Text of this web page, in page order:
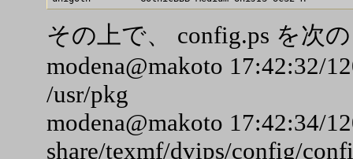
その上で、 config.ps を次
modena@makoto 17:42:32/
/usr/pkg
modena@makoto 17:42:34/
share/texmf/dvips/config/